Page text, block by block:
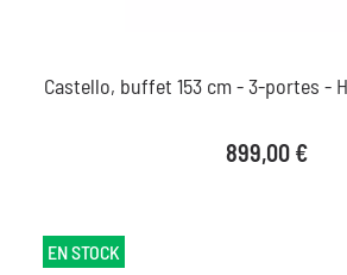
Castello, buffet 153 cm - 3-portes -
Prix
899,00 €
EN STOCK